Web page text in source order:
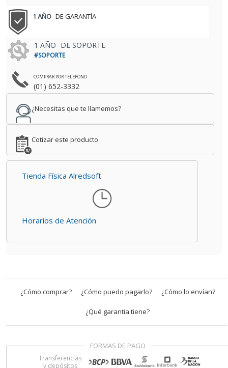
1 AÑO DE GARANTÍA
1 AÑO DE SOPORTE
#SOPORTE
COMPRAR POR TELEFONO
(01) 652-3332
¿Necesitas que te llamemos?
Cotizar este producto
Tienda Física Alredsoft
Horarios de Atención
¿Cómo comprar? ¿Cómo puedo pagarlo? ¿Cómo lo envían?
¿Qué garantia tiene?
FORMAS DE PAGO
Transferencias
y depósitos